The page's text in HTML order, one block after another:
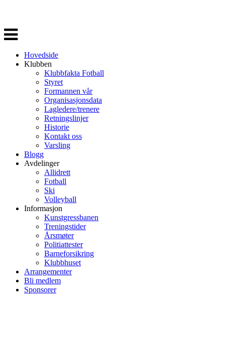
Veksle
navigasjon
Hovedside
Klubben
Klubbfakta Fotball
Styret
Formannen vår
Organisasjonsdata
Lagledere/trenere
Retningslinjer
Historie
Kontakt oss
Varsling
Blogg
Avdelinger
Allidrett
Fotball
Ski
Volleyball
Informasjon
Kunstgressbanen
Treningstider
Årsmøter
Politiattester
Barneforsikring
Klubbhuset
Arrangementer
Bli medlem
Sponsorer